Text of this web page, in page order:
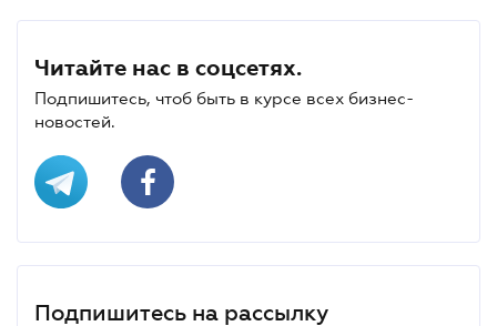
Читайте нас в соцсетях.
Подпишитесь, чтоб быть в курсе всех бизнес-
новостей.
Подпишитесь на рассылку